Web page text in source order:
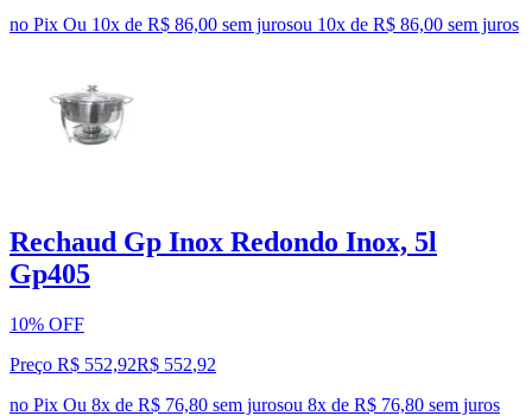
no Pix Ou 10x de R$ 86,00 sem jurosou 10x de R$ 86,00 sem juros
Rechaud Gp Inox Redondo Inox, 5l
Gp405
10% OFF
Preço R$ 552,92R$ 552,92
no Pix Ou 8x de R$ 76,80 sem jurosou 8x de R$ 76,80 sem juros